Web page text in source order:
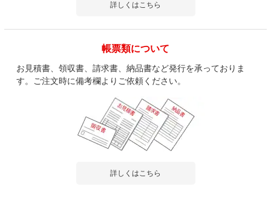
詳しくはこちら
帳票類について
お見積書、領収書、請求書、納品書など発行を承っておりま
す。ご注文時に備考欄よりご依頼ください。
詳しくはこちら